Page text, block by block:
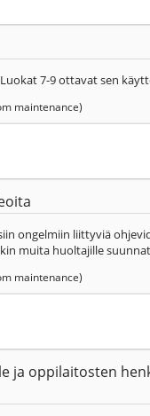
7-9 ottavat sen
maintenance)
ongelmiin liittyviä
muita huoltajille
maintenance)
ja oppilaitosten